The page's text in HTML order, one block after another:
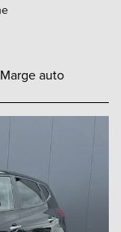
Marge auto